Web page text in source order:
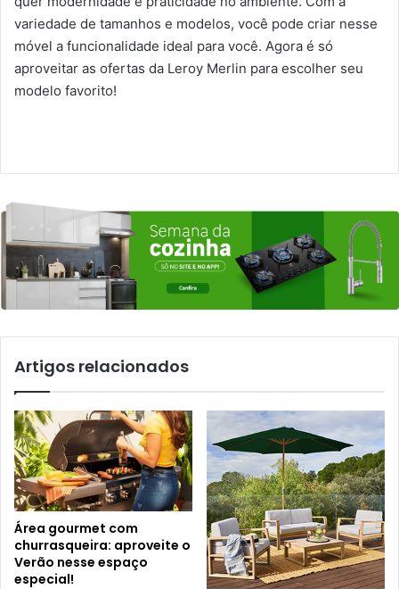
variedade de tamanhos e modelos, você pode criar nesse
móvel a funcionalidade ideal para você. Agora é só
aproveitar as ofertas da Leroy Merlin para escolher seu
modelo favorito!
Artigos relacionados
Área gourmet com
churrasqueira: aproveite o
Verão nesse espaço
especial!